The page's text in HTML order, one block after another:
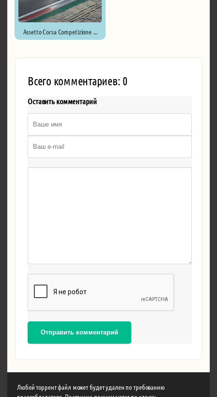
Assetto Corsa Competizione ...
Всего комментариев: 0
Оставить комментарий
Отправить комментарий
Любой торрент файл может будет удален по требованию